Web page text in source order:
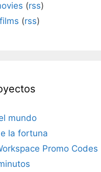
(rss)
(rss)
mundo
la fortuna
Promo Codes